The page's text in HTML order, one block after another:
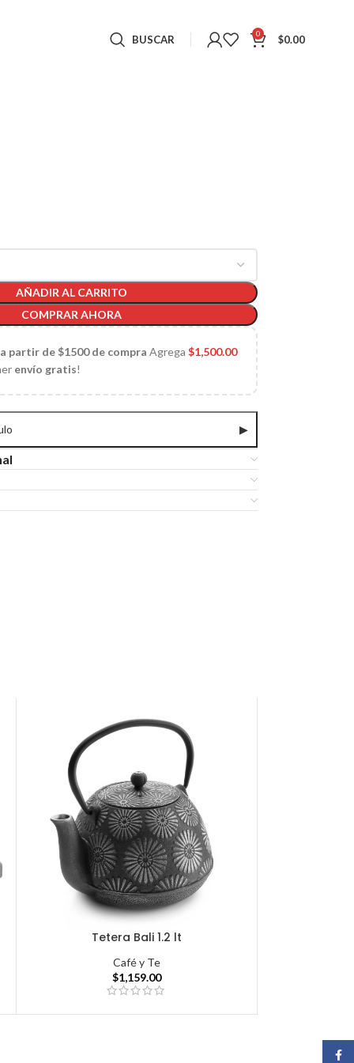
BUSCAR 0 $0.00
AÑADIR AL CARRITO
COMPRAR AHORA
partir de $1500 de compra Agrega$1,500.00
envío gratis!
▶
Tetera Bali 1.2 lt
Café y Te
$1,159.00